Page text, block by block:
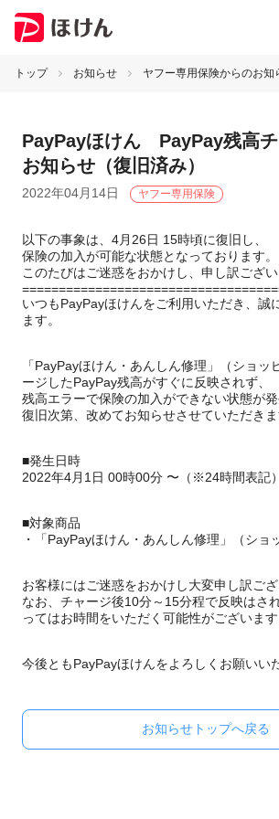
トップ お知らせ ヤフー専用保険からのお知
PayPayほけん PayPay残高
お知らせ（復旧済み）
2022年04月14日 ヤフー専用保険
以下の事象は、4月26日 15時頃に復旧し、
保険の加入が可能な状態となっております。
このたびはご迷惑をおかけし、申し訳ござい
いつもPayPayほけんをご利用いただき、誠
ます。
「PayPayほけん・あんしん修理」（ショッ
ージしたPayPay残高がすぐに反映されず、
残高エラーで保険の加入ができない状態が発
復旧次第、改めてお知らせさせていただきま
■発生日時
2022年4月1日 00時00分 〜（※24時間表記）
■対象商品
・「PayPayほけん・あんしん修理」（ショ
お客様にはご迷惑をおかけし大変申し訳ござ
なお、チャージ後10分～15分程で反映はさ
ってはお時間をいただく可能性がございます
今後ともPayPayほけんをよろしくお願いい
お知らせトップへ戻る